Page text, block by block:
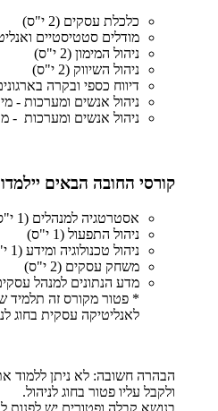
כלכלת עסקים (2 י"ס)
מודלים סטטיסטיים
ניהול המימון (2 י"ס)
ניהול השיווק (2 י"ס)
דיווח כספי ובקרה בארגונים (2
ניהול אנשים ומערכות - מיקרו
ניהול אנשים ומערכות -
קורסי החובה הבאים
אסטרטגיה למנהלים (1 י"ס)
ניהול התפעול (1 י"ס)
ניהול טכנולוגיה ומידע (1 י"ס)
משחק עסקים (2 י"ס)
מדע הנתונים למנהל עסקים*
* פטור מקורס זה תלמיד
לאנליטיקה עסקית בחוג
הבהרה חשובה: לא ניתן ללמוד
ולקבל עליו פטור בחוג לניהול.